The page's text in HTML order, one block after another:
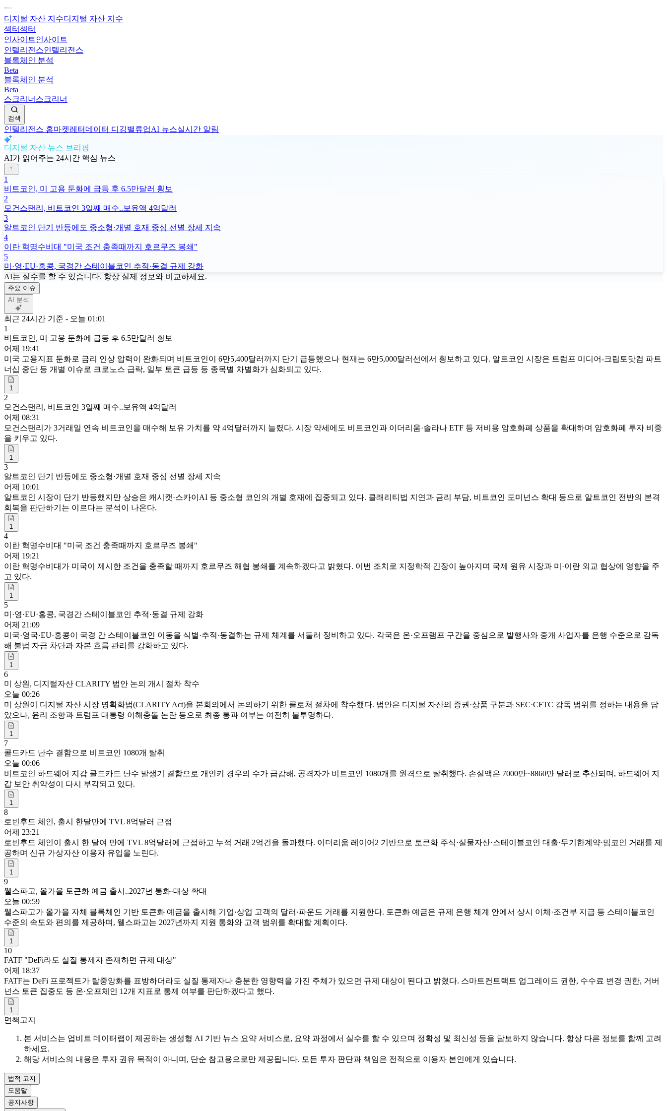
디지털 자산 지수디지털 자산 지수
섹터섹터
인사이트인사이트
인텔리전스인텔리전스
블록체인 분석
Beta
블록체인 분석
Beta
스크리너 스크리너
검색
인텔리전스 홈마켓레터데이터 디깅밸류업AI 뉴스실시간 알림
디지털 자산 뉴스 브리핑
AI가 읽어주는 24시간 핵심 뉴스
1
비트코인, 미 고용 둔화에 급등 후 6.5만달러 횡보
2
모건스탠리, 비트코인 3일째 매수..보유액 4억달러
3
알트코인 단기 반등에도 중소형·개별 호재 중심 선별 장세 지속
4
이란 혁명수비대 "미국 조건 충족때까지 호르무즈 봉쇄"
5
미·영·EU·홍콩, 국경간 스테이블코인 추적·동결 규제 강화
AI는 실수를 할 수 있습니다. 항상 실제 정보와 비교하세요.
주요 이슈
AI 분석
최근 24시간 기준 - 오늘 01:01
1
비트코인, 미 고용 둔화에 급등 후 6.5만달러 횡보
어제 19:41
미국 고용지표 둔화로 금리 인상 압력이 완화되며 비트코인이 6만5,400달러까지 단기 급등했으나 현재는 6만5,000달러선에서 횡보하고 있다. 알트코인 시장은 트럼프 미디어-크립토닷컴 파트
너십 중단 등 개별 이슈로 크로노스 급락, 일부 토큰 급등 등 종목별 차별화가 심화되고 있다.
1
2
모건스탠리, 비트코인 3일째 매수..보유액 4억달러
어제 08:31
모건스탠리가 3거래일 연속 비트코인을 매수해 보유 가치를 약 4억달러까지 늘렸다. 시장 약세에도 비트코인과 이더리움·솔라나 ETF 등 저비용 암호화폐 상품을 확대하며 암호화폐 투자 비중
을 키우고 있다.
1
3
알트코인 단기 반등에도 중소형·개별 호재 중심 선별 장세 지속
어제 10:01
알트코인 시장이 단기 반등했지만 상승은 캐시캣·스카이AI 등 중소형 코인의 개별 호재에 집중되고 있다. 클래리티법 지연과 금리 부담, 비트코인 도미넌스 확대 등으로 알트코인 전반의 본격
회복을 판단하기는 이르다는 분석이 나온다.
1
4
이란 혁명수비대 "미국 조건 충족때까지 호르무즈 봉쇄"
어제 19:21
이란 혁명수비대가 미국이 제시한 조건을 충족할 때까지 호르무즈 해협 봉쇄를 계속하겠다고 밝혔다. 이번 조치로 지정학적 긴장이 높아지며 국제 원유 시장과 미·이란 외교 협상에 영향을 주
고 있다.
1
5
미·영·EU·홍콩, 국경간 스테이블코인 추적·동결 규제 강화
어제 21:09
미국·영국·EU·홍콩이 국경 간 스테이블코인 이동을 식별·추적·동결하는 규제 체계를 서둘러 정비하고 있다. 각국은 온·오프램프 구간을 중심으로 발행사와 중개 사업자를 은행 수준으로 감독
해 불법 자금 차단과 자본 흐름 관리를 강화하고 있다.
1
6
미 상원, 디지털자산 CLARITY 법안 논의 개시 절차 착수
오늘 00:26
미 상원이 디지털 자산 시장 명확화법(CLARITY Act)을 본회의에서 논의하기 위한 클로처 절차에 착수했다. 법안은 디지털 자산의 증권·상품 구분과 SEC·CFTC 감독 범위를 정하는 내용을 담
았으나, 윤리 조항과 트럼프 대통령 이해충돌 논란 등으로 최종 통과 여부는 여전히 불투명하다.
1
7
콜드카드 난수 결함으로 비트코인 1080개 탈취
오늘 00:06
비트코인 하드웨어 지갑 콜드카드 난수 발생기 결함으로 개인키 경우의 수가 급감해, 공격자가 비트코인 1080개를 원격으로 탈취했다. 손실액은 7000만~8860만 달러로 추산되며, 하드웨어 지
갑 보안 취약성이 다시 부각되고 있다.
1
8
로빈후드 체인, 출시 한달만에 TVL 8억달러 근접
어제 23:21
로빈후드 체인이 출시 한 달여 만에 TVL 8억달러에 근접하고 누적 거래 2억건을 돌파했다. 이더리움 레이어2 기반으로 토큰화 주식·실물자산·스테이블코인 대출·무기한계약·밈코인 거래를 제
공하며 신규 가상자산 이용자 유입을 노린다.
1
9
웰스파고, 올가을 토큰화 예금 출시..2027년 통화·대상 확대
오늘 00:59
웰스파고가 올가을 자체 블록체인 기반 토큰화 예금을 출시해 기업·상업 고객의 달러·파운드 거래를 지원한다. 토큰화 예금은 규제 은행 체계 안에서 상시 이체·조건부 지급 등 스테이블코인
수준의 속도와 편의를 제공하며, 웰스파고는 2027년까지 지원 통화와 고객 범위를 확대할 계획이다.
1
10
FATF "DeFi라도 실질 통제자 존재하면 규제 대상"
어제 18:37
FATF는 DeFi 프로젝트가 탈중앙화를 표방하더라도 실질 통제자나 충분한 영향력을 가진 주체가 있으면 규제 대상이 된다고 밝혔다. 스마트컨트랙트 업그레이드 권한, 수수료 변경 권한, 거버
넌스 토큰 집중도 등 온·오프체인 12개 지표로 통제 여부를 판단하겠다고 했다.
1
면책고지
본 서비스는 업비트 데이터랩이 제공하는 생성형 AI 기반 뉴스 요약 서비스로, 요약 과정에서 실수를 할 수 있으며 정확성 및 최신성 등을 담보하지 않습니다. 항상 다른 정보를 함께 고려
하세요.
해당 서비스의 내용은 투자 권유 목적이 아니며, 단순 참고용으로만 제공됩니다. 모든 투자 판단과 책임은 전적으로 이용자 본인에게 있습니다.
법적 고지
도움말
공지사항